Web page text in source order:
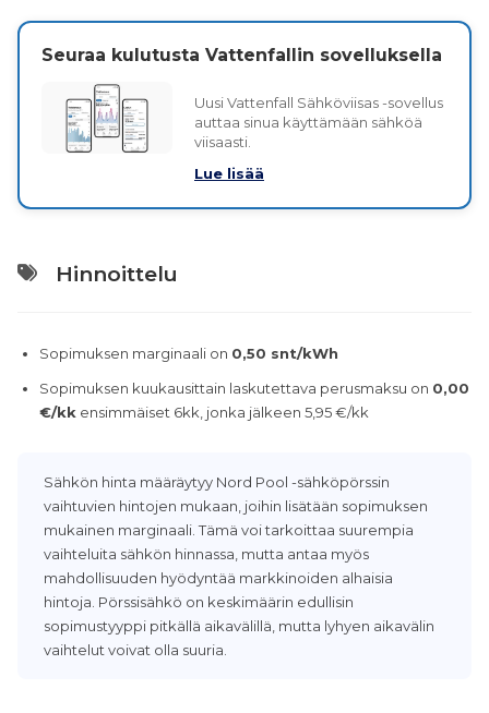
Seuraa kulutusta Vattenfallin sovelluksella
Uusi Vattenfall Sähköviisas -sovellus
auttaa sinua käyttämään sähköä
viisaasti.
Lue lisää
Hinnoittelu
Sopimuksen marginaali on 0,50 snt/kWh
Sopimuksen kuukausittain laskutettava perusmaksu on 0,00
€/kk ensimmäiset 6kk, jonka jälkeen 5,95 €/kk
Sähkön hinta määräytyy Nord Pool -sähköpörssin
vaihtuvien hintojen mukaan, joihin lisätään sopimuksen
mukainen marginaali. Tämä voi tarkoittaa suurempia
vaihteluita sähkön hinnassa, mutta antaa myös
mahdollisuuden hyödyntää markkinoiden alhaisia
hintoja. Pörssisähkö on keskimäärin edullisin
sopimustyyppi pitkällä aikavälillä, mutta lyhyen aikavälin
vaihtelut voivat olla suuria.